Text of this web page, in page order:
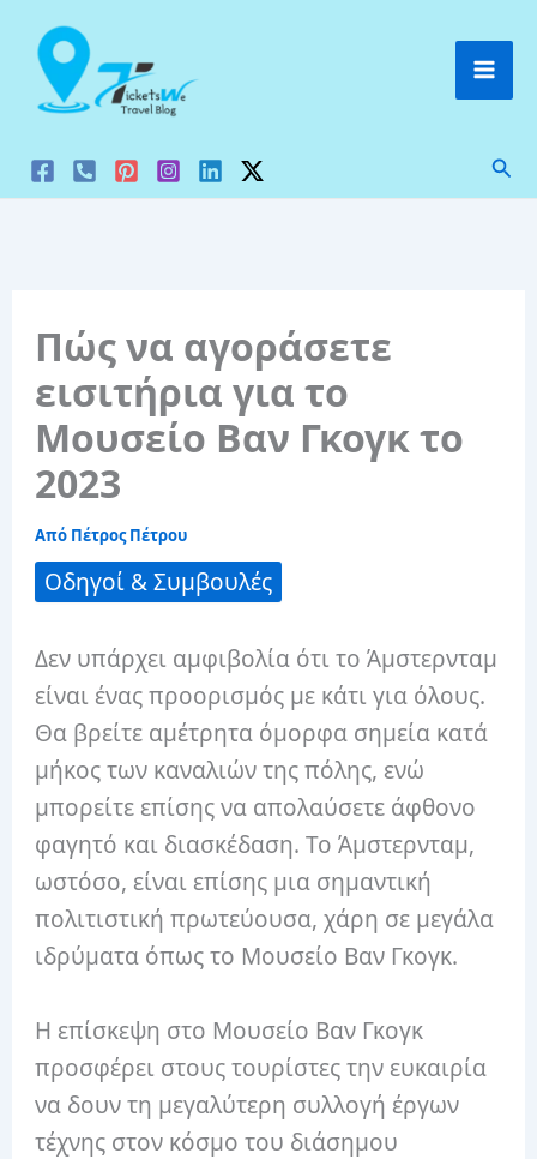
στο
περιεχόμενο
Πώς να αγοράσετε
εισιτήρια για το
Μουσείο Βαν Γκογκ το
2023
Από Πέτρος Πέτρου
Οδηγοί & Συμβουλές
Δεν υπάρχει αμφιβολία ότι το Άμστερνταμ
είναι ένας προορισμός με κάτι για όλους.
Θα βρείτε αμέτρητα όμορφα σημεία κατά
μήκος των καναλιών της πόλης, ενώ
μπορείτε επίσης να απολαύσετε άφθονο
φαγητό και διασκέδαση. Το Άμστερνταμ,
ωστόσο, είναι επίσης μια σημαντική
πολιτιστική πρωτεύουσα, χάρη σε μεγάλα
ιδρύματα όπως το Μουσείο Βαν Γκογκ.
Η επίσκεψη στο Μουσείο Βαν Γκογκ
προσφέρει στους τουρίστες την ευκαιρία
να δουν τη μεγαλύτερη συλλογή έργων
τέχνης στον κόσμο του διάσημου